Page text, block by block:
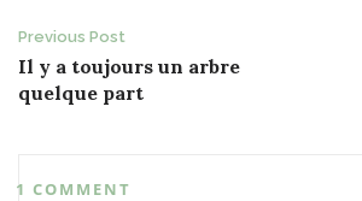
Post
navigation
Previous Post
Il y a toujours un arbre
quelque part
1 COMMENT